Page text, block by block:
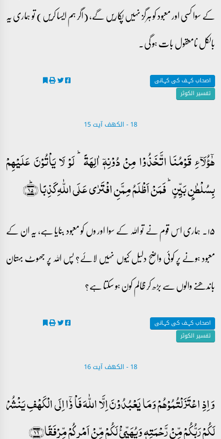
کے سوا کسی اور معبود کو ہرگز نہیں پکاریں گے، (اگر ہم ایسا کریں) تو ہماری یہ
بالکل نامعقول بات ہو گی۔
اصحاب کہف کی کہانی
تفسیر الکوثر
18 - ‎الكهف آیت 15
ہٰۤؤُلَآءِ قَوۡمُنَا اتَّخَذُوۡا مِنۡ دُوۡنِہٖۤ اٰلِہَۃً ؕ لَوۡ لَا یَاۡتُوۡنَ عَلَیۡہِمۡ
بِسُلۡطٰنٍۭ بَیِّنٍ ؕ فَمَنۡ اَظۡلَمُ مِمَّنِ افۡتَرٰی عَلَی اللّٰہِ کَذِبًا ﴿ؕ۱۵﴾
۱۵۔ ہماری اس قوم نے تو اللہ کے سوا اور وں کو معبود بنایا ہے، یہ ان کے
معبود ہونے پر کوئی واضح دلیل کیوں نہیں لائے؟ پس اللہ پر جھوٹ بہتان
باندھنے والوں سے بڑھ کر ظالم کون ہو سکتا ہے؟
اصحاب کہف کی کہانی
تفسیر الکوثر
18 - ‎الكهف آیت 16
وَ اِذِ اعۡتَزَلۡتُمُوۡہُمۡ وَمَا یَعۡبُدُوۡنَ اِلَّا اللّٰہَ فَاۡ وٗۤا اِلَی الۡکَہۡفِ یَنۡشُرۡ
لَکُمۡ رَبُّکُمۡ مِّنۡ رَّحۡمَتِہٖ وَیُہَیِّیٴۡ لَکُمۡ مِّنۡ اَمۡرِکُمۡ مِّرۡفَقًا﴿۱۶﴾